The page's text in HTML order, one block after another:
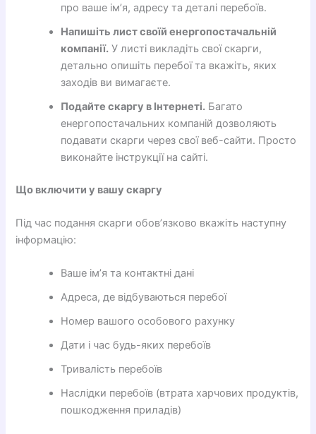
про ваше ім’я, адресу та деталі перебоїв.
Напишіть лист своїй енергопостачальній
компанії. У листі викладіть свої скарги,
детально опишіть перебої та вкажіть, яких
заходів ви вимагаєте.
Подайте скаргу в Інтернеті. Багато
енергопостачальних компаній дозволяють
подавати скарги через свої веб-сайти. Просто
виконайте інструкції на сайті.
Що включити у вашу скаргу
Під час подання скарги обов’язково вкажіть наступну
інформацію:
Ваше ім’я та контактні дані
Адреса, де відбуваються перебої
Номер вашого особового рахунку
Дати і час будь-яких перебоїв
Тривалість перебоїв
Наслідки перебоїв (втрата харчових продуктів,
пошкодження приладів)